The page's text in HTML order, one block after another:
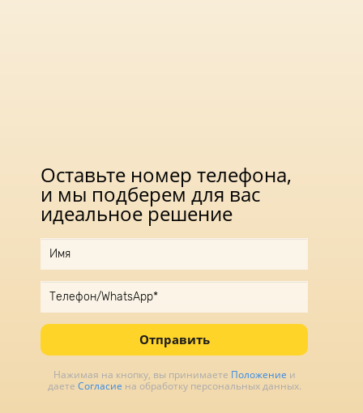
Оставьте номер телефона,
и мы подберем для вас
идеальное решение
Отправить
Нажимая на кнопку, вы принимаете Положение и
даете Согласие на обработку персональных данных.